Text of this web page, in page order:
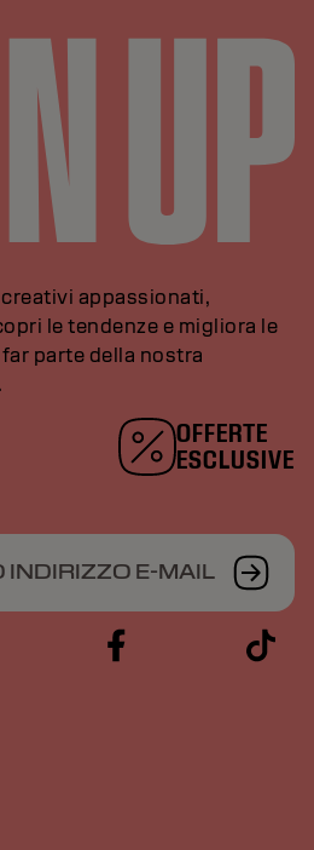
appassionati,
le tendenze e migliora le
parte della nostra
OFFERTE
ESCLUSIVE
INDIRIZZO E-MAIL